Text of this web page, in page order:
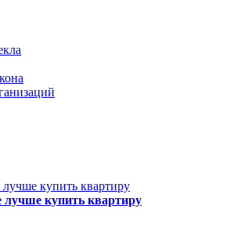
лучше купить квартиру